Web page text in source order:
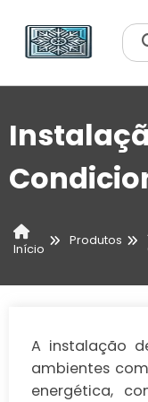
Início
Produtos
A instalação
ambientes
energética,